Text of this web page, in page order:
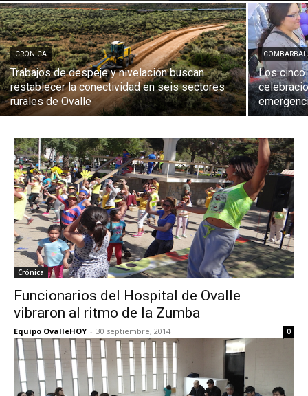
CRÓNICA
Trabajos de despeje y nivelación buscan
restablecer la conectividad en seis sectores
rurales de Ovalle
Los
Crónica
Funcionarios del Hospital de Ovalle
vibraron al ritmo de la Zumba
Equipo OvalleHOY - 30 septiembre, 2014 0